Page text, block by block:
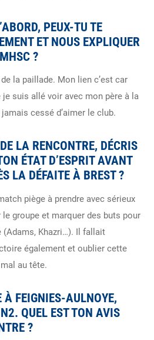
PEUX-TU TE
ET NOUS EXPLIQUER
?
la paillade. Mon lien c’est car
je suis allé voir avec mon père à la
cessé d’aimer le club.
LA RENCONTRE, DÉCRIS
ÉTAT D’ESPRIT AVANT
LA DÉFAITE À BREST ?
piège à prendre avec sérieux
groupe et marquer des buts pour
(Adams, Khazri…). Il fallait
également et oublier cette
au tête.
À FEIGNIES-AULNOYE,
QUEL EST TON AVIS
?